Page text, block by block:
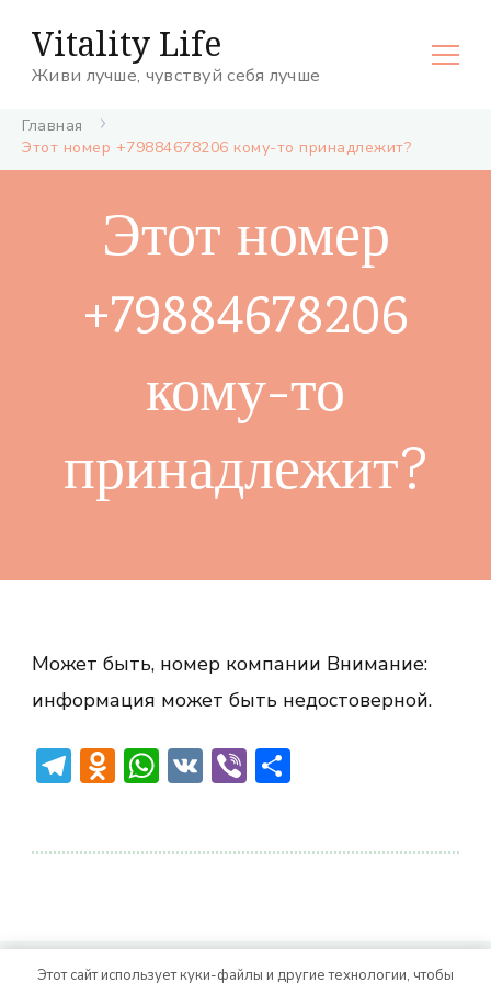
Vitality Life
Живи лучше, чувствуй себя лучше
Главная
Этот номер +79884678206 кому-то принадлежит?
Этот номер
+79884678206
кому-то
принадлежит?
Может быть, номер компании Внимание:
информация может быть недостоверной.
Telegram
Odnoklassniki
WhatsApp
VKViber
Этот сайт использует куки-файлы и другие технологии, чтобы